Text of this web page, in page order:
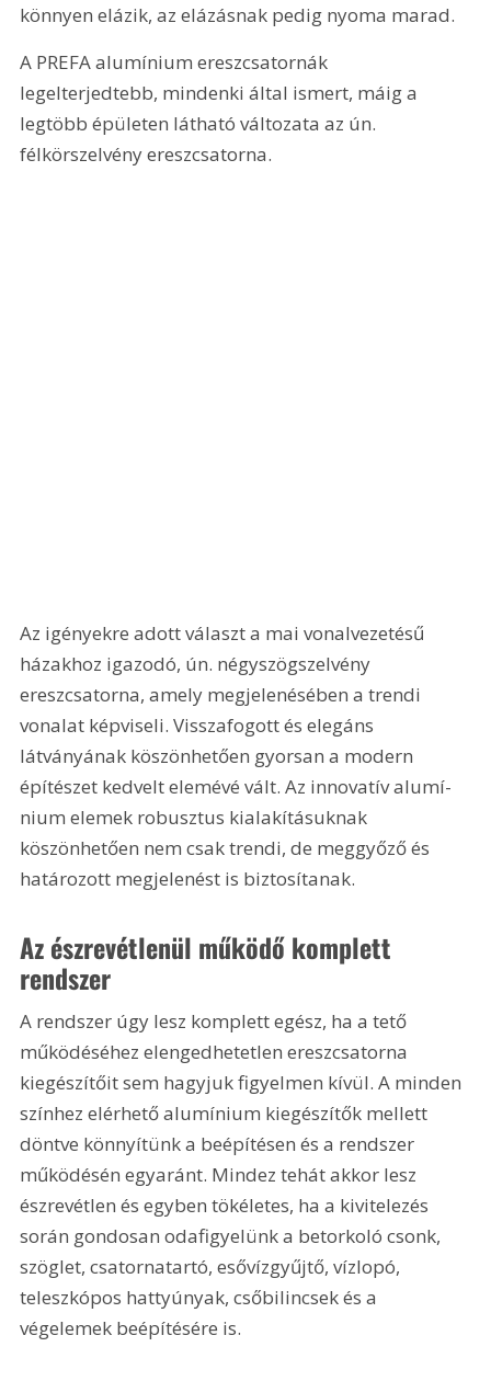
könnyen elázik, az elázásnak pedig nyoma marad.
A PREFA alumínium ereszcsatornák
legelterjedtebb, mindenki által ismert, máig a
legtöbb épületen látható változata az ún.
félkörszelvény ereszcsatorna.
Az igényekre adott választ a mai vonalvezetésű
házakhoz igazodó, ún. négyszögszelvény
ereszcsatorna, amely megjelenésében a trendi
vonalat képviseli. Visszafogott és elegáns
látványának köszönhetően gyorsan a modern
építészet kedvelt elemévé vált. Az innovatív alumí­
nium elemek robusztus kialakításuknak
köszönhetően nem csak trendi, de meggyőző és
határozott megjelenést is biztosítanak.
Az észrevétlenül működő komplett
rendszer
A rendszer úgy lesz komplett egész, ha a tető
működéséhez elengedhetetlen ereszcsatorna
kiegészítőit sem hagyjuk figyelmen kívül. A minden
színhez elérhető alumínium kiegészítők mellett
döntve könnyítünk a beépítésen és a rendszer
működésén egyaránt. Mindez tehát akkor lesz
észrevétlen és egyben tökéletes, ha a kivitelezés
során gondosan odafigyelünk a betorkoló csonk,
szöglet, csatornatartó, esővízgyűjtő, vízlopó,
teleszkópos hattyúnyak, csőbilincsek és a
végelemek beépítésére is.